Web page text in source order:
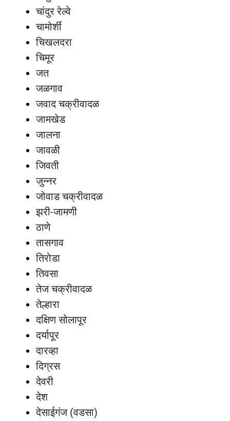
चांदुर रेल्वे
चामोर्शी
चिखलदरा
चिमूर
जत
जळगाव
जवाद चक्रीवादळ
जामखेड
जालना
जावळी
जिवती
जुन्नर
जोवाड चक्रीवादळ
झरी-जामणी
ठाणे
तासगाव
तिरोडा
तिवसा
तेज चक्रीवादळ
तेल्हारा
दक्षिण सोलापूर
दर्यापूर
दारव्हा
दिग्रस
देवरी
देश
देसाईगंज (वडसा)